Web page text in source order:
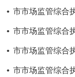
市市场监管综合
市市场监管综合
市市场监管综合
市市场监管综合